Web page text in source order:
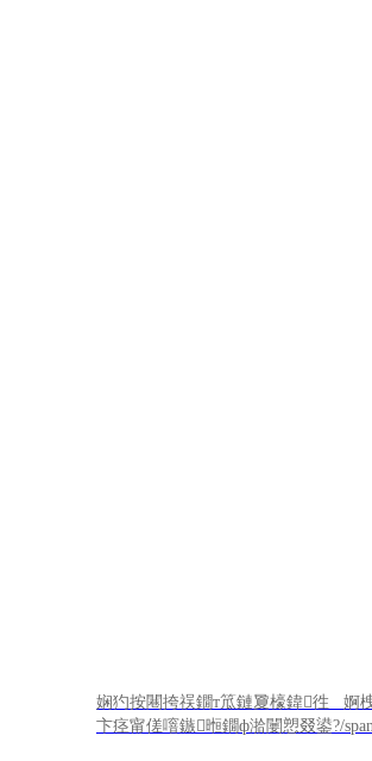
娴犳按闀挎祦鐗т笟鏈夐檺鍏徃 婀
卞痉甯傞噾鏃暅鐗ф湁闄愬叕鍙?/